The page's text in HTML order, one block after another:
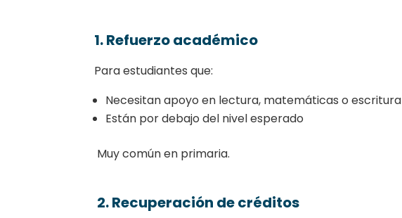
1. Refuerzo académico
Para estudiantes que:
Necesitan apoyo en lectura, matemáticas o escritura
Están por debajo del nivel esperado
Muy común en primaria.
2. Recuperación de créditos